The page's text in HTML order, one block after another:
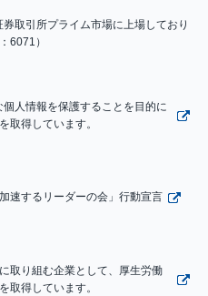
取引所プライム市場に上場しており
6071）
人情報を保護することを目的に
取得しています。
速するリーダーの会」行動宣言
取り組む企業として、厚生労働
取得しています。